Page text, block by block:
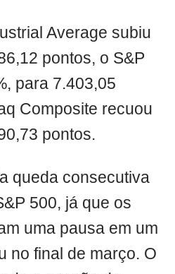
Average subiu
pontos, o S&P
para 7.403,05
Composite recuou
pontos.
queda consecutiva
500, já que os
uma pausa em um
no final de março. O